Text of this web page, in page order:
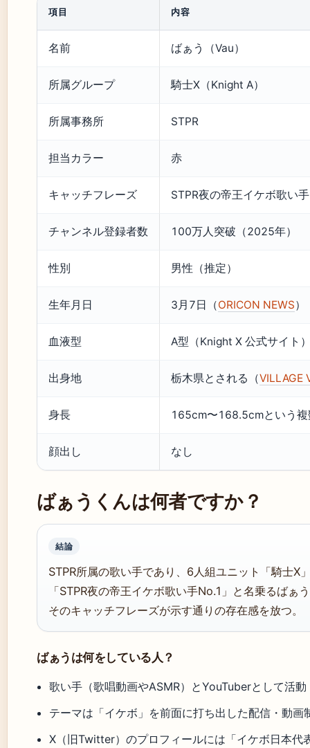
項目 内容
名前 ばぁう（Vau）
所属グループ 騎士X（Knight A）
所属事務所 STPR
担当カラー 赤
キャッチフレーズ STPR夜の帝王イケボ歌い
チャンネル登録者数 100万人突破（2025年）
性別 男性（推定）
生年月日 3月7日（ORICON NEWS）
血液型 A型（Knight X 公式サイト
出身地 栃木県とされる（VILLAGE
身長 165cm〜168.5cmという
顔出し なし
ばぁうくんは何者ですか？
結論
STPR所属の歌い手であり、6人組ユニット「騎士X
「STPR夜の帝王イケボ歌い手No.1」と名乗るばぁ
そのキャッチフレーズが示す通りの存在感を放つ。
ばぁうは何をしている人？
歌い手（歌唱動画やASMR）とYouTuberとして活動
テーマは「イケボ」を前面に打ち出した配信・動画
X（旧Twitter）のプロフィールには「イケボ日本代